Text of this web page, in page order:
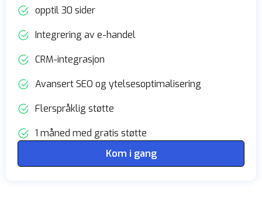
opptil 30 sider
Integrering av e-handel
CRM-integrasjon
Avansert SEO og ytelsesoptimalisering
Flerspråklig støtte
1 måned med gratis støtte
Kom i gang